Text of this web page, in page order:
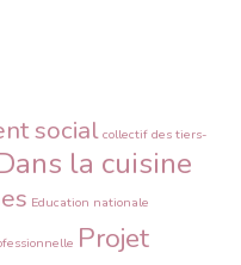
socialcollectif des tiers-
la cuisine
Education nationale
Projet